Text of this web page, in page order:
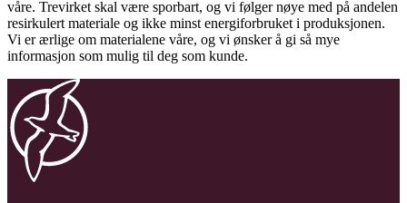
våre. Trevirket skal være sporbart, og vi følger nøye med på andelen
resirkulert materiale og ikke minst energiforbruket i produksjonen.
Vi er ærlige om materialene våre, og vi ønsker å gi så mye
informasjon som mulig til deg som kunde.